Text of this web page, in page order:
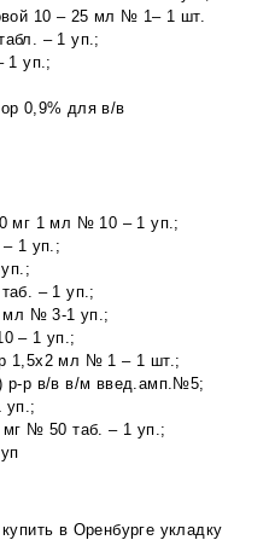
10 – 25 мл № 1– 1 шт.
– 1 уп.;
1 уп.;
0,9% для в/в
мг 1 мл № 10 – 1 уп.;
1 уп.;
– 1 уп.;
мл № 3-1 уп.;
– 1 уп.;
1,5х2 мл № 1 – 1 шт.;
р-р в/в в/м введ.амп.№5;
уп.;
мг № 50 таб. – 1 уп.;
в Оренбурге укладку